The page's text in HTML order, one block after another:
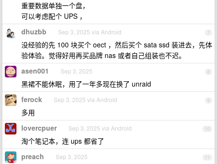
重要数据单独一个盘，
可以考虑配个 UPS ，
7
dhuzbb Sep 3, 2025 via Android
没经验的先 100 块买个 oect ，然后买个 sata ssd 装进去，先体
验体验。觉得好用再买品牌 nas 或者自己组装也不迟。
8
asen001 Sep 3, 2025
黑裙不能休眠，用了一年多现在换了 unraid
9
ferock Sep 3, 2025 via Android
多用
10
lovercpuer Sep 3, 2025 via Android
淘个笔记本，连 ups 都省了
11
preach Sep 3, 2025